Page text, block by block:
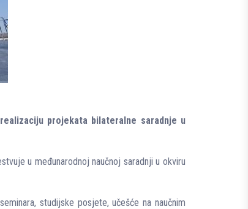
projekata bilateralne saradnje u
u međunarodnoj naučnoj saradnji u okviru
studijske posjete, učešće na naučnim